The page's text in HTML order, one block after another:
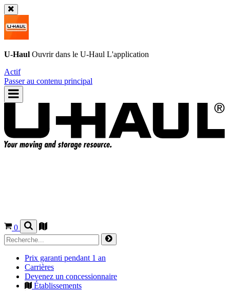
U-Haul Ouvrir dans le U-Haul L'application
Actif
Passer au contenu principal
0
Prix garanti pendant 1 an
Carrières
Devenez un concessionnaire
Établissements